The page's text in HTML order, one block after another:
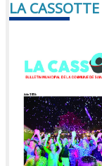
LA CASSOTTE